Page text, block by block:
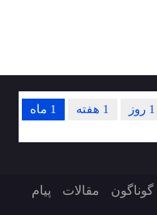
1 ماه 1 هفته 1 روز
گوناگون مقالات پیام